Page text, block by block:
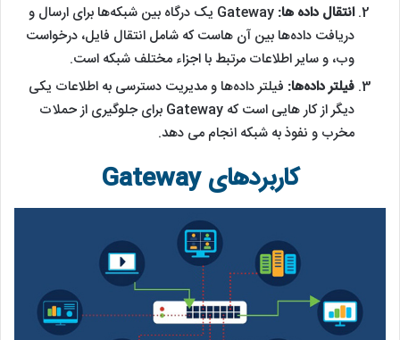
انتقال داده ها:
Gateway یک درگاه بین شبکه‌ها برای ارسال و
دریافت داده‌ها بین آن هاست که شامل انتقال فایل، درخواست
وب، و سایر اطلاعات مرتبط با اجزاء مختلف شبکه است.
فیلتر داده‌ها: فیلتر داده‌ها و مدیریت دسترسی به اطلاعات یکی
دیگر از کار هایی است که Gateway برای جلوگیری از حملات
مخرب و نفوذ به شبکه انجام می دهد.
کاربردهای Gateway